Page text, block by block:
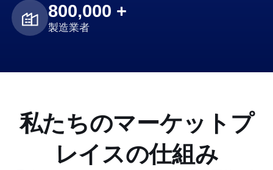
800,000 +
製造業者
私たちのマーケットプ
レイスの仕組み